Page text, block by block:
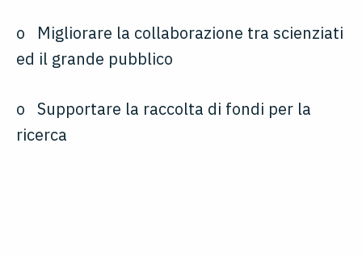
o Migliorare la collaborazione tra scienziati
ed il grande pubblico
o Supportare la raccolta di fondi per la
ricerca